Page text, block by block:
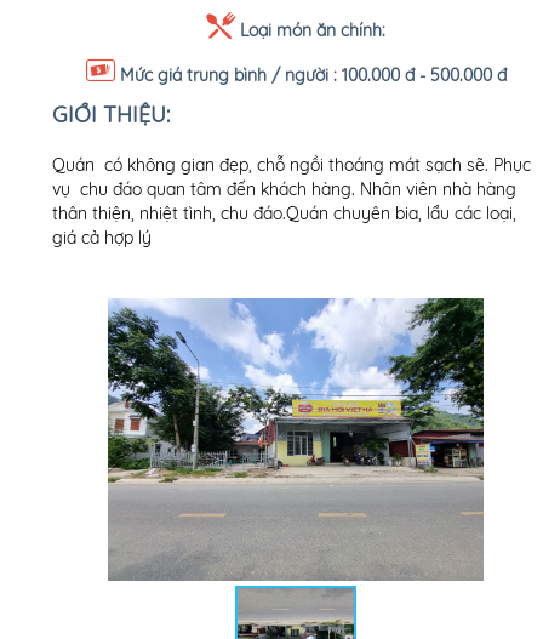
Loại món ăn chính:
Mức giá trung bình / người : 100.000 đ - 500.000 đ
GIỚI THIỆU:
Quán có không gian đẹp, chỗ ngồi thoáng mát sạch sẽ. Phục
vụ chu đáo quan tâm đến khách hàng. Nhân viên nhà hàng
thân thiện, nhiệt tình, chu đáo.Quán chuyên bia, lẩu các loại,
giá cả hợp lý